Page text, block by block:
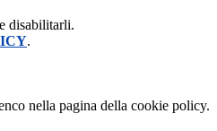
disabilitarli.
.
nella pagina della cookie policy.